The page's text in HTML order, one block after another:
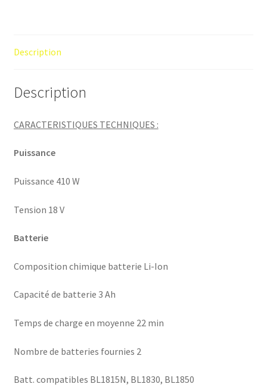
Description
Description
CARACTERISTIQUES TECHNIQUES :
Puissance
Puissance 410 W
Tension 18 V
Batterie
Composition chimique batterie Li-Ion
Capacité de batterie 3 Ah
Temps de charge en moyenne 22 min
Nombre de batteries fournies 2
Batt. compatibles BL1815N, BL1830, BL1850